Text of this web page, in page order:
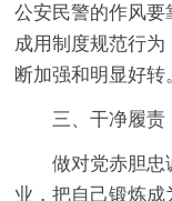
公安民警的作风
成用制度规范行
断加强和明显好转
三、干净履责
做对党赤胆忠
业，把自己锻炼